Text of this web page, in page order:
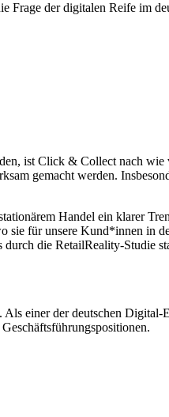
der digitalen Reife im
ist Click & Collect nach wie
gemacht werden.
Handel ein klarer
für unsere Kund*innen in
die RetailReality-Studie
. Als einer der deutschen